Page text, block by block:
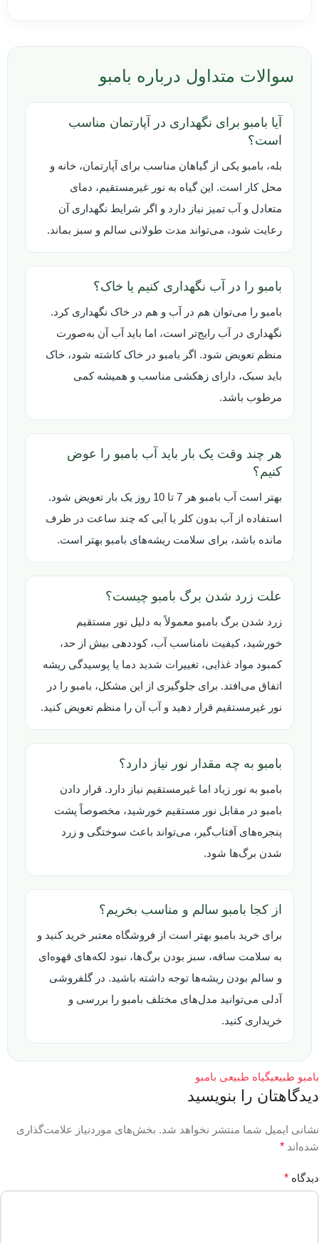
سوالات متداول درباره بامبو
آیا بامبو برای نگهداری در آپارتمان مناسب
است؟
بله، بامبو یکی از گیاهان مناسب برای آپارتمان، خانه و
محل کار است. این گیاه به نور غیرمستقیم، دمای
متعادل و آب تمیز نیاز دارد و اگر شرایط نگهداری آن
رعایت شود، می‌تواند مدت طولانی سالم و سبز بماند.
بامبو را در آب نگهداری کنیم یا خاک؟
بامبو را می‌توان هم در آب و هم در خاک نگهداری کرد.
نگهداری در آب رایج‌تر است، اما باید آب آن به‌صورت
منظم تعویض شود. اگر بامبو در خاک کاشته شود، خاک
باید سبک، دارای زهکشی مناسب و همیشه کمی
مرطوب باشد.
هر چند وقت یک بار باید آب بامبو را عوض
کنیم؟
بهتر است آب بامبو هر 7 تا 10 روز یک بار تعویض شود.
استفاده از آب بدون کلر یا آبی که چند ساعت در ظرف
مانده باشد، برای سلامت ریشه‌های بامبو بهتر است.
علت زرد شدن برگ بامبو چیست؟
زرد شدن برگ بامبو معمولاً به دلیل نور مستقیم
خورشید، کیفیت نامناسب آب، کوددهی بیش از حد،
کمبود مواد غذایی، تغییرات شدید دما یا پوسیدگی ریشه
اتفاق می‌افتد. برای جلوگیری از این مشکل، بامبو را در
نور غیرمستقیم قرار دهید و آب آن را منظم تعویض کنید.
بامبو به چه مقدار نور نیاز دارد؟
بامبو به نور زیاد اما غیرمستقیم نیاز دارد. قرار دادن
بامبو در مقابل نور مستقیم خورشید، مخصوصاً پشت
پنجره‌های آفتاب‌گیر، می‌تواند باعث سوختگی و زرد
شدن برگ‌ها شود.
از کجا بامبو سالم و مناسب بخریم؟
برای خرید بامبو بهتر است از فروشگاه معتبر خرید کنید و
به سلامت ساقه، سبز بودن برگ‌ها، نبود لکه‌های قهوه‌ای
و سالم بودن ریشه‌ها توجه داشته باشید. در گلفروشی
آدلی می‌توانید مدل‌های مختلف بامبو را بررسی و
خریداری کنید.
بامبو طبیعیگیاه طبیعی بامبو
دیدگاهتان را بنویسید
نشانی ایمیل شما منتشر نخواهد شد. بخش‌های موردنیاز علامت‌گذاری
شده‌اند *
دیدگاه *